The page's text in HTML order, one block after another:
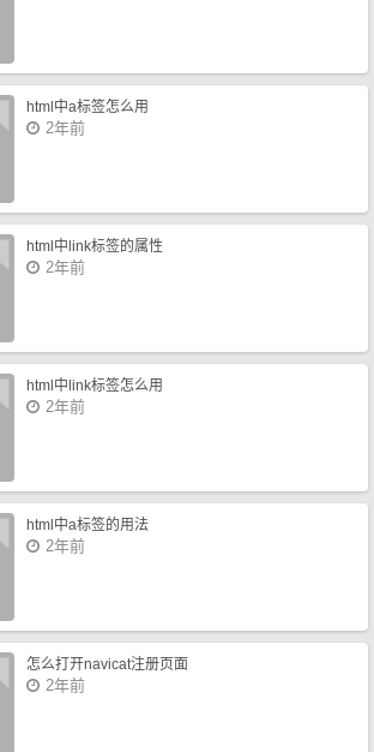
html中a标签怎么用
2年前
html中link标签的属性
2年前
html中link标签怎么用
2年前
html中a标签的用法
2年前
怎么打开navicat注册页面
2年前